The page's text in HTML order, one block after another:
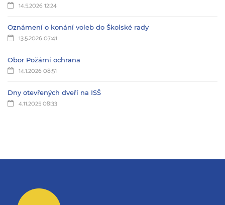
14.5.2026 12:24
Oznámení o konání voleb do Školské rady
13.5.2026 07:41
Obor Požární ochrana
14.1.2026 08:51
Dny otevřených dveří na ISŠ
4.11.2025 08:33